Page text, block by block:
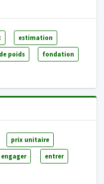
estimation
poids fondation
prix unitaire
engager entrer